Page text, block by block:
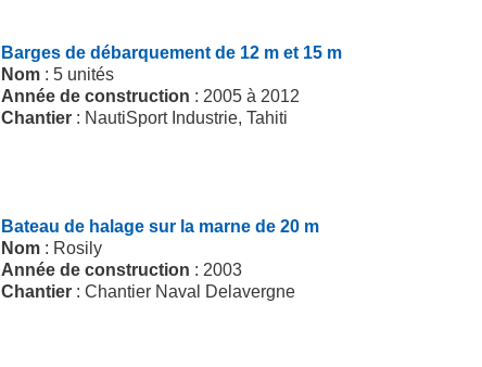
Barges de débarquement de 12 m et 15 m
Nom : 5 unités
Année de construction : 2005 à 2012
Chantier : NautiSport Industrie, Tahiti
Bateau de halage sur la marne de 20 m
Nom : Rosily
Année de construction : 2003
Chantier : Chantier Naval Delavergne